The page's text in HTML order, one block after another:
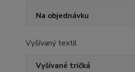
Na objednávku
Vyšívaný textil
Vyšívané tričká